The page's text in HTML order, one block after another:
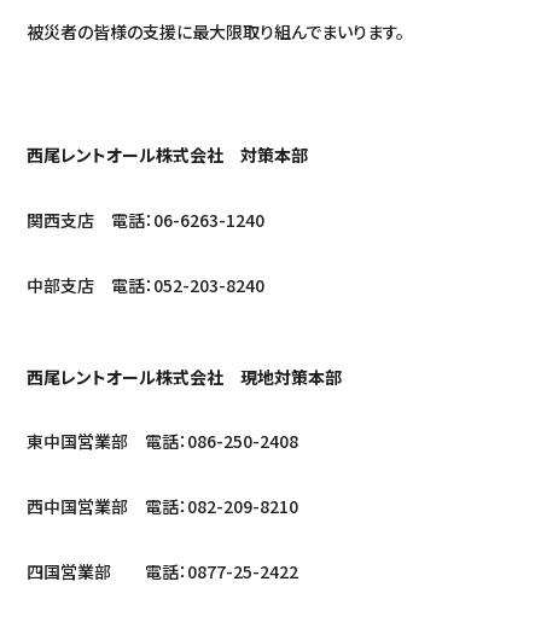
被災者の皆様の支援に最大限取り組んでまいります。
西尾レントオール株式会社 対策本部
関西支店 電話：06-6263-1240
中部支店 電話：052-203-8240
西尾レントオール株式会社 現地対策本部
東中国営業部 電話：086-250-2408
西中国営業部 電話：082-209-8210
四国営業部 電話：0877-25-2422